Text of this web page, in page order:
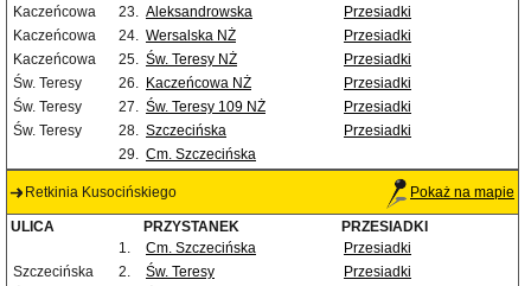
Kaczeńcowa
23. Aleksandrowska
Przesiadki
Kaczeńcowa
24. Wersalska NŻ
Przesiadki
Kaczeńcowa
25. Św. Teresy NŻ
Przesiadki
Św. Teresy
26. Kaczeńcowa NŻ
Przesiadki
Św. Teresy
27. Św. Teresy 109 NŻ
Przesiadki
Św. Teresy
28. Szczecińska
Przesiadki
29. Cm. Szczecińska
Retkinia Kusocińskiego Pokaż na mapie
ULICA PRZYSTANEK
PRZESIADKI
1.
Cm. Szczecińska
Przesiadki
Szczecińska
2. Św. Teresy
Przesiadki